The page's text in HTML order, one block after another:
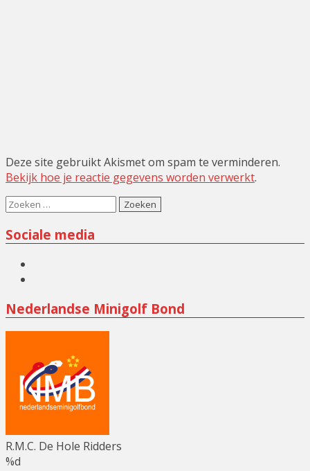
Deze site gebruikt Akismet om spam te verminderen.
Bekijk hoe je reactie gegevens worden verwerkt.
Zoeken
Sociale media
Nederlandse Minigolf Bond
R.M.C. De Hole Ridders
%d